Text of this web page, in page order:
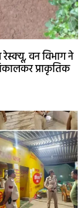
वन विभाग ने
प्राकृतिक